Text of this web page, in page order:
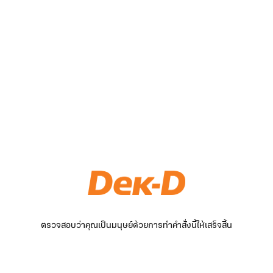
ตรวจสอบว่าคุณเป็นมนุษย์ด้วยการทำคำสั่งนี้ให้เสร็จสิ้น